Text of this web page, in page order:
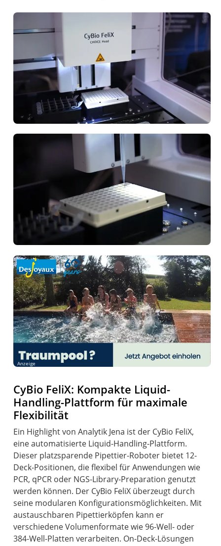
Anzeige
CyBio FeliX: Kompakte Liquid-
Handling-Plattform für maximale
Flexibilität
Ein Highlight von Analytik Jena ist der CyBio FeliX,
eine automatisierte Liquid-Handling-Plattform.
Dieser platzsparende Pipettier-Roboter bietet 12-
Deck-Positionen, die flexibel für Anwendungen wie
PCR, qPCR oder NGS-Library-Preparation genutzt
werden können. Der CyBio FeliX überzeugt durch
seine modularen Konfigurationsmöglichkeiten. Mit
austauschbaren Pipettierköpfen kann er
verschiedene Volumenformate wie 96-Well- oder
384-Well-Platten verarbeiten. On-Deck-Lösungen